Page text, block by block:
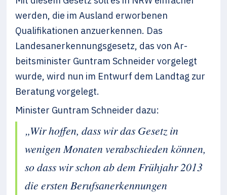
werden, die im Ausland erworbenen
Qualifikationen anzuerkennen. Das
Landesanerkennungsgesetz, das von Ar­
beitsminister Guntram Schneider vorgelegt
wurde, wird nun im Entwurf dem Landtag zur
Beratung vorgelegt.
Minister Guntram Schneider dazu:
„Wir hoffen, dass wir das Gesetz in
wenigen Monaten verabschieden können,
so dass wir schon ab dem Frühjahr 2013
die ersten Berufsanerkennungen